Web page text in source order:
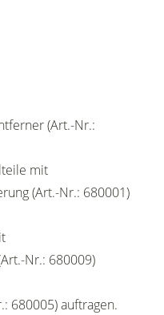
(Art.-Nr.:
mit
(Art.-Nr.: 680001)
Nr.: 680009)
680005) auftragen.